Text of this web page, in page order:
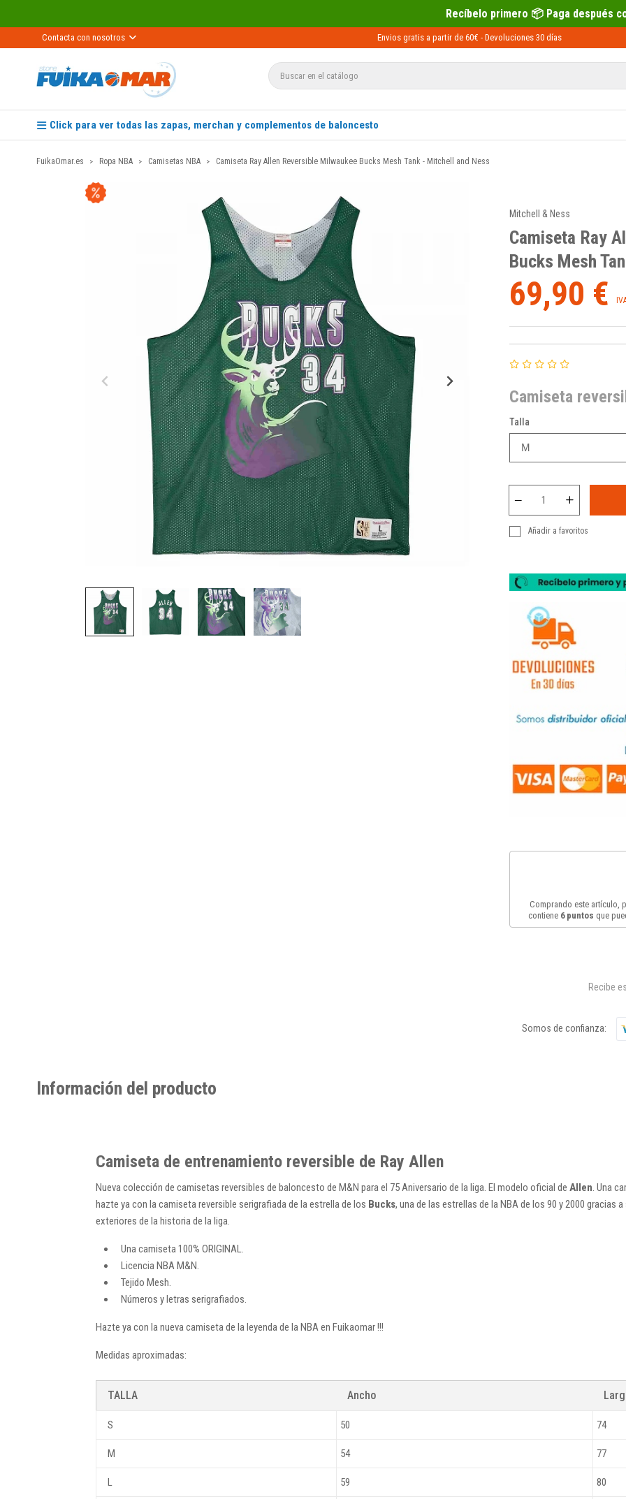
Recíbelo primero 📦 Paga después con Sequra 💶
Contacta con nosotros Envios gratis a partir de 60€ - Devoluciones 30 días
Click para ver todas las zapas, merchan y complementos de baloncesto
FuikaOmar.es Ropa NBA Camisetas NBA Camiseta Ray Allen Reversible Milwaukee Bucks Mesh Tank - Mitchell and Ness
Mitchell & Ness
Camiseta Ray
Bucks Mesh
69,90 €
Camiseta
Talla
Añadir a favoritos
Comprando este artículo,
contiene 6puntos que
Recibe
Somos de confianza:
Información del producto
Camiseta de entrenamiento reversible de Ray Allen
Nueva colección de camisetas reversibles de baloncesto de M&N para el 75 Aniversario de la liga. El modelo oficial de Allen. Una
hazte ya con la camiseta reversible serigrafiada de la estrella de los Bucks, una de las estrellas de la NBA de los 90 y 2000 gracias
exteriores de la historia de la liga.
Una camiseta 100% ORIGINAL.
Licencia NBA M&N.
Tejido Mesh.
Números y letras serigrafiados.
Hazte ya con la nueva camiseta de la leyenda de la NBA en Fuikaomar !!!
Medidas aproximadas:
TALLA Ancho
S 50 74
M 54 77
L 59 80